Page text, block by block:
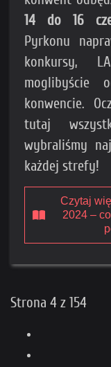
14 do 16
Pyrkonu
konkursy,
moglibyście
konwencie.
tutaj
wybraliśmy
każdej strefy!
Czytaj
2024 –
Strona 4 z 154